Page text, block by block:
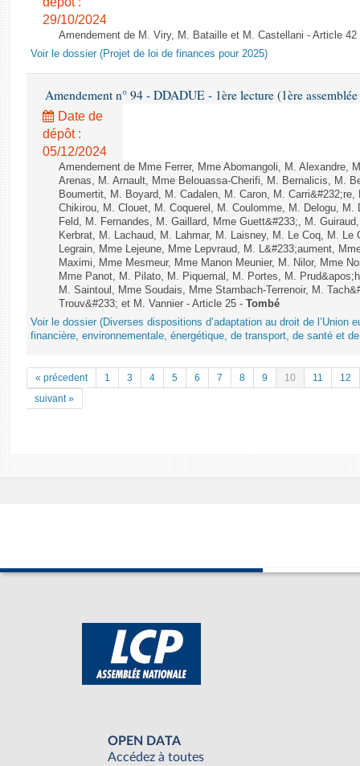
29/10/2024
Amendement de M. Viry, M. Bataille et M. Castellani - Article
Voir le dossier (Projet de loi de finances pour 2025)
Amendement n° 94 - DDADUE - 1ère lecture (1ère
Date de
dépôt :
05/12/2024
Amendement de Mme Ferrer, Mme Abomangoli, M. Alexandre,
Arenas, M. Arnault, Mme Belouassa-Cherifi, M. Bernalicis, M.
Boumertit, M. Boyard, M. Cadalen, M. Caron, M.
Chikirou, M. Clouet, M. Coquerel, M. Coulomme, M. Delogu, M.
Feld, M. Fernandes, M. Gaillard, Mme Guett&#233;, M.
Kerbrat, M. Lachaud, M. Lahmar, M. Laisney, M. Le Coq, M. Le
Legrain, Mme Lejeune, Mme Lepvraud, M. L&#233;aument,
Maximi, Mme Mesmeur, Mme Manon Meunier, M. Nilor, Mme
Mme Panot, M. Pilato, M. Piquemal, M. Portes, M.
M. Saintoul, Mme Soudais, Mme Stambach-Terrenoir, M.
Trouv&#233; et M. Vannier - Article 25 - Tombé
Voir le dossier (Diverses dispositions d’adaptation au droit de l’Union
financière, environnementale, énergétique, de transport, de santé et
« précedent 1 3 4 5 6 7 8 9 10 11
12
suivant »
OPEN DATA
Accédez à toutes